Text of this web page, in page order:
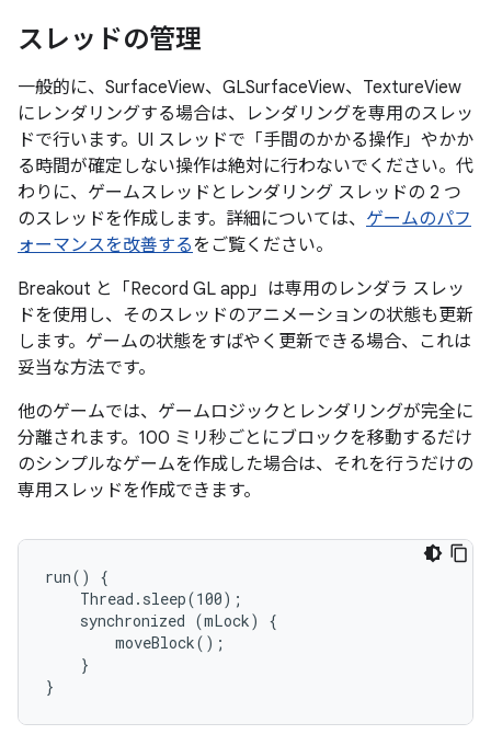
スレッドの管理
一般的に、SurfaceView、GLSurfaceView、TextureView
にレンダリングする場合は、レンダリングを専用のスレッ
ドで行います。UI スレッドで「手間のかかる操作」やかか
る時間が確定しない操作は絶対に行わないでください。代
わりに、ゲームスレッドとレンダリング スレッドの 2 つ
のスレッドを作成します。詳細については、 ゲームのパフ
ォーマンスを改善するをご覧ください。
Breakout と「Record GL app」は専用のレンダラ スレッ
ドを使用し、そのスレッドのアニメーションの状態も更新
します。ゲームの状態をすばやく更新できる場合、これは
妥当な方法です。
他のゲームでは、ゲームロジックとレンダリングが完全に
分離されます。100 ミリ秒ごとにブロックを移動するだけ
のシンプルなゲームを作成した場合は、それを行うだけの
専用スレッドを作成できます。
run() {
    Thread.sleep(100);
    synchronized (mLock) {
        moveBlock();
    }